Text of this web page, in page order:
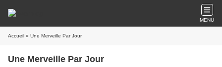
MENU
Accueil » Une Merveille Par Jour
Une Merveille Par Jour